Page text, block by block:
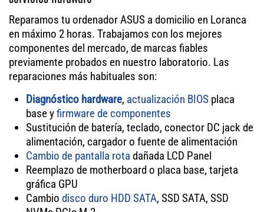
Reparamos tu ordenador ASUS a domicilio en Loranca
en máximo 2 horas. Trabajamos con los mejores
componentes del mercado, de marcas fiables
previamente probados en nuestro laboratorio. Las
reparaciones más habituales son:
Diagnóstico hardware, actualización BIOS placa
base yfirmware de componentes
Sustitución de batería, teclado, conector DC jack de
alimentación, cargador o fuente de alimentación
Cambio de pantalla rota dañada LCD Panel
Reemplazo de motherboard o placa base, tarjeta
gráfica GPU
Cambio disco duro HDD SATA, SSD SATA, SSD